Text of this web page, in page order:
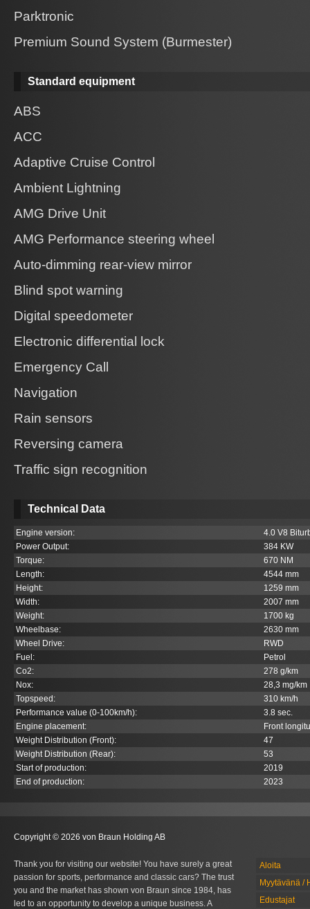
Parktronic
Premium Sound System (Burmester)
Standard equipment
ABS
ACC
Adaptive Cruise Control
Ambient Lightning
AMG Drive Unit
AMG Performance steering wheel
Auto-dimming rear-view mirror
Blind spot warning
Digital speedometer
Electronic differential lock
Emergency Call
Navigation
Rain sensors
Reversing camera
Traffic sign recognition
Technical Data
Engine version:
4.0 V8
Power Output:
384 KW
Torque:
670 NM
Length:
4544 mm
Height:
1259 mm
Width:
2007 mm
Weight:
1700 kg
Wheelbase:
2630 mm
Wheel Drive:
RWD
Fuel:
Petrol
Co2:
278 g/km
Nox:
28,3 mg/km
Topspeed:
310 km/h
Performance value (0-100km/h):
3.8 sec.
Engine placement:
Front
Weight Distribution (Front):
47
Weight Distribution (Rear):
53
Start of production:
2019
End of production:
2023
Copyright © 2026 von Braun Holding AB
Thank you for visiting our website! You have surely a great
passion for sports, performance and classic cars? The trust
you and the market has shown von Braun since 1984, has
led to an opportunity to develop a unique business. A
Aloita
Myytävänä /
Edustajat